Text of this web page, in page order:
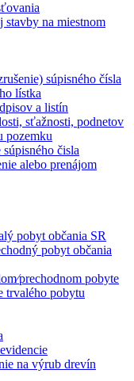
stavby na miestnom
súpisného čísla
lístka
a listín
sťažnosti, podnetov
pozemku
čisla
alebo prenájom
pobyt občania SR
pobyt občania
pobyte
trvalého pobytu
na výrub drevín